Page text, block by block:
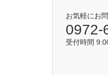
お気軽にお
0972-
受付時間